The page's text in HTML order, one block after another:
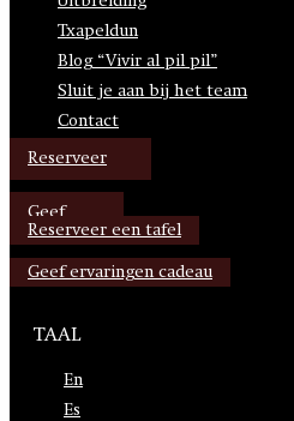
Txapeldun
Blog “Vivir al pil pil”
Sluit je aan bij het team
Contact
Reserveer
Geef
Reserveer een tafel
Geef ervaringen cadeau
TAAL
En
Es